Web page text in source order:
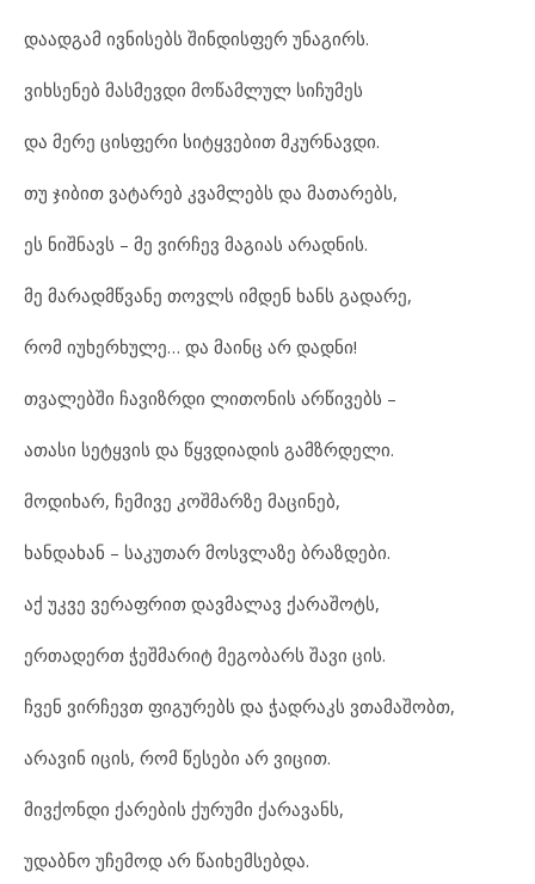
დაადგამ ივნისებს შინდისფერ უნაგირს.
ვიხსენებ მასმევდი მოწამლულ სიჩუმეს
და მერე ცისფერი სიტყვებით მკურნავდი.
თუ ჯიბით ვატარებ კვამლებს და მათარებს,
ეს ნიშნავს – მე ვირჩევ მაგიას არადნის.
მე მარადმწვანე თოვლს იმდენ ხანს გადარე,
რომ იუხერხულე… და მაინც არ დადნი!
თვალებში ჩავიზრდი ლითონის არწივებს –
ათასი სეტყვის და წყვდიადის გამზრდელი.
მოდიხარ, ჩემივე კოშმარზე მაცინებ,
ხანდახან – საკუთარ მოსვლაზე ბრაზდები.
აქ უკვე ვერაფრით დავმალავ ქარაშოტს,
ერთადერთ ჭეშმარიტ მეგობარს შავი ცის.
ჩვენ ვირჩევთ ფიგურებს და ჭადრაკს ვთამაშობთ,
არავინ იცის, რომ წესები არ ვიცით.
მივქონდი ქარების ქურუმი ქარავანს,
უდაბნო უჩემოდ არ წაიხემსებდა.